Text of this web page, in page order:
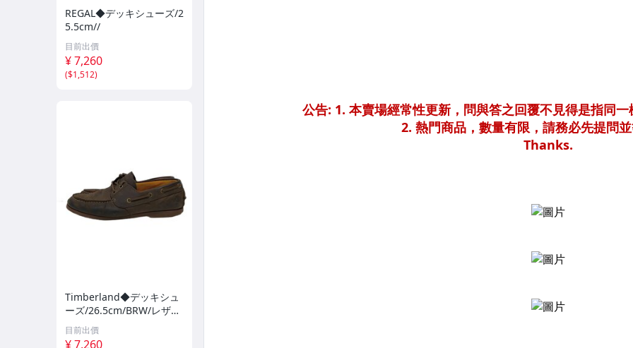
REGAL◆デッキシューズ/2
5.5cm//
目前出價
¥ 7,260
($1,512)
Timberland◆デッキシュ
ーズ/26.5cm/BRW/レザ
ー/tb0a29yg931//
目前出價
¥ 7,260